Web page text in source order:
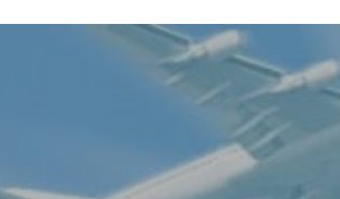
en ligne... 4 AOÛT 2026
du Ce...
plus-... 3 AOÛT 2026